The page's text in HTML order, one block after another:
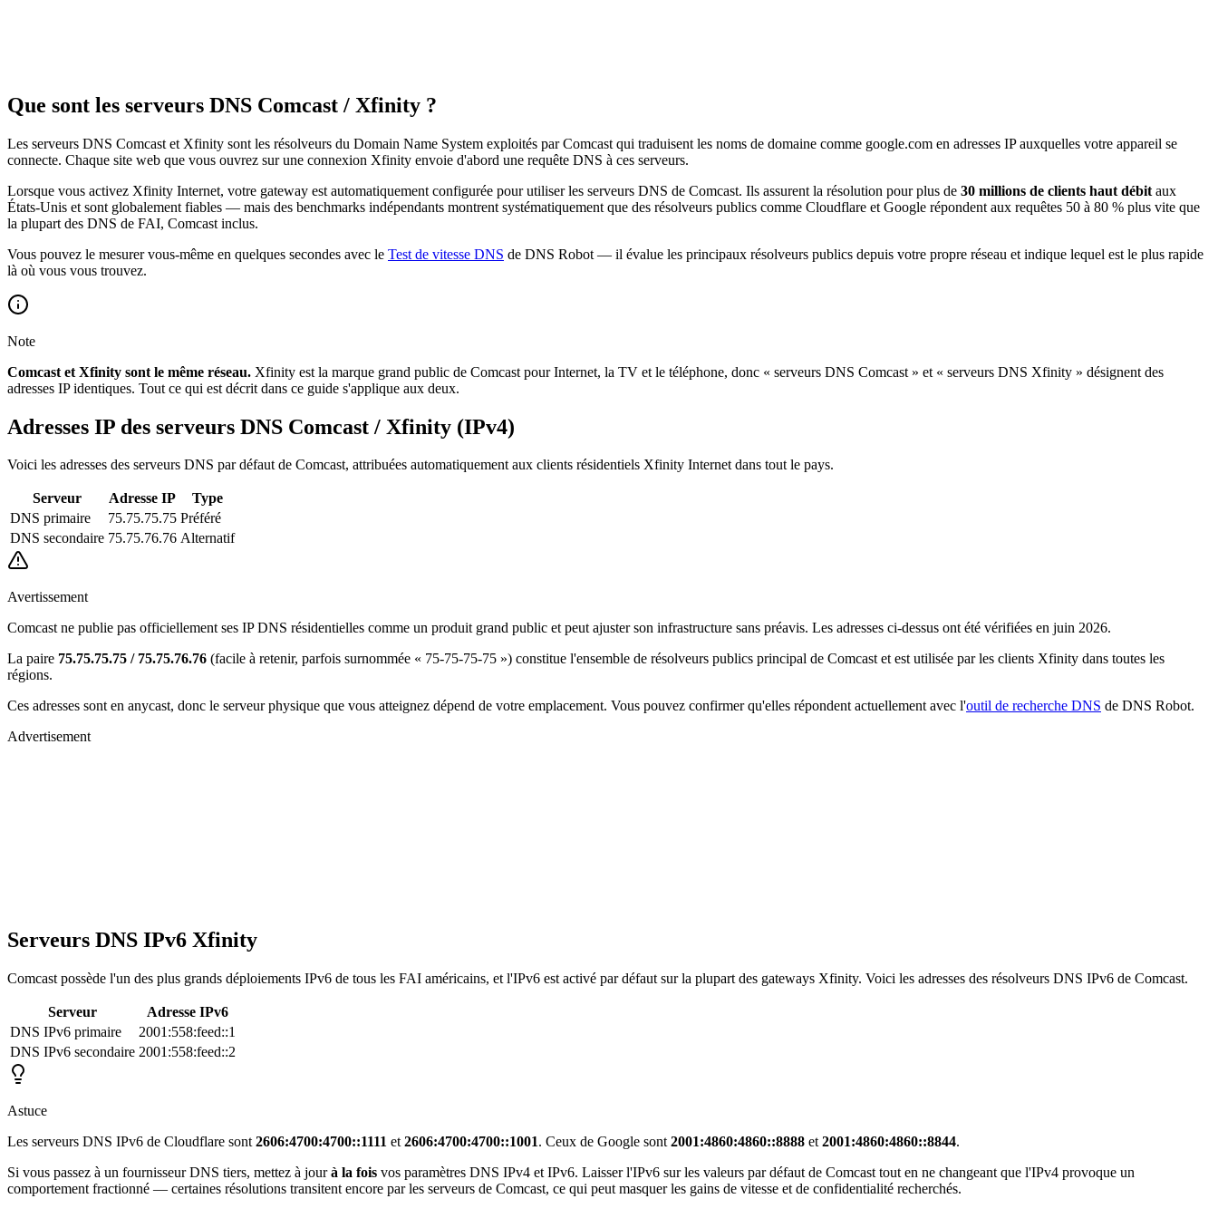
Que sont les serveurs DNS Comcast / Xfinity ?
Les serveurs DNS Comcast et Xfinity sont les résolveurs du Domain Name System exploités par Comcast qui traduisent les noms de domaine comme google.com en adresses IP auxquelles votre appareil se
connecte. Chaque site web que vous ouvrez sur une connexion Xfinity envoie d'abord une requête DNS à ces serveurs.
Lorsque vous activez Xfinity Internet, votre gateway est automatiquement configurée pour utiliser les serveurs DNS de Comcast. Ils assurent la résolution pour plus de 30 millions de clients haut débit aux
États-Unis et sont globalement fiables — mais des benchmarks indépendants montrent systématiquement que des résolveurs publics comme Cloudflare et Google répondent aux requêtes 50 à 80 % plus vite que
la plupart des DNS de FAI, Comcast inclus.
Vous pouvez le mesurer vous-même en quelques secondes avec le Test de vitesse DNS de DNS Robot — il évalue les principaux résolveurs publics depuis votre propre réseau et indique lequel est le plus rapide
là où vous vous trouvez.
Note
Comcast et Xfinity sont le même réseau. Xfinity est la marque grand public de Comcast pour Internet, la TV et le téléphone, donc « serveurs DNS Comcast » et « serveurs DNS Xfinity » désignent des
adresses IP identiques. Tout ce qui est décrit dans ce guide s'applique aux deux.
Adresses IP des serveurs DNS Comcast / Xfinity (IPv4)
Voici les adresses des serveurs DNS par défaut de Comcast, attribuées automatiquement aux clients résidentiels Xfinity Internet dans tout le pays.
Serveur Adresse IP
Type
DNS primaire
75.75.75.75 Préféré
DNS secondaire 75.75.76.76 Alternatif
Avertissement
Comcast ne publie pas officiellement ses IP DNS résidentielles comme un produit grand public et peut ajuster son infrastructure sans préavis. Les adresses ci-dessus ont été vérifiées en juin 2026.
La paire 75.75.75.75 / 75.75.76.76 (facile à retenir, parfois surnommée « 75-75-75-75 ») constitue l'ensemble de résolveurs publics principal de Comcast et est utilisée par les clients Xfinity dans toutes les
régions.
Ces adresses sont en anycast, donc le serveur physique que vous atteignez dépend de votre emplacement. Vous pouvez confirmer qu'elles répondent actuellement avec l'outil de recherche DNS de DNS Robot.
Advertisement
Serveurs DNS IPv6 Xfinity
Comcast possède l'un des plus grands déploiements IPv6 de tous les FAI américains, et l'IPv6 est activé par défaut sur la plupart des gateways Xfinity. Voici les adresses des résolveurs DNS IPv6 de Comcast.
Serveur
Adresse IPv6
DNS IPv6 primaire
2001:558:feed::1
DNS IPv6 secondaire 2001:558:feed::2
Astuce
Les serveurs DNS IPv6 de Cloudflare sont 2606:4700:4700::1111 et 2606:4700:4700::1001. Ceux de Google sont 2001:4860:4860::8888 et 2001:4860:4860::8844.
Si vous passez à un fournisseur DNS tiers, mettez à jourà la fois vos paramètres DNS IPv4 et IPv6. Laisser l'IPv6 sur les valeurs par défaut de Comcast tout en ne changeant que l'IPv4 provoque un
comportement fractionné — certaines résolutions transitent encore par les serveurs de Comcast, ce qui peut masquer les gains de vitesse et de confidentialité recherchés.